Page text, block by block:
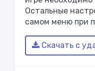
Остальные
самом меню при
Скачать с